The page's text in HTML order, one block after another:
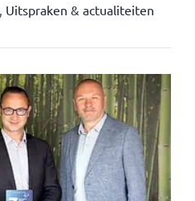
Uitspraken & actualiteiten